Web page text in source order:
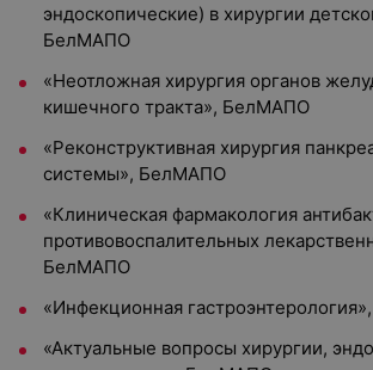
эндоскопические) в хирургии
БелМАПО
«Неотложная хирургия органов
кишечного тракта», БелМАПО
«Реконструктивная хирургия
системы», БелМАПО
«Клиническая фармакология
противовоспалительных
БелМАПО
«Инфекционная
«Актуальные вопросы хирургии,